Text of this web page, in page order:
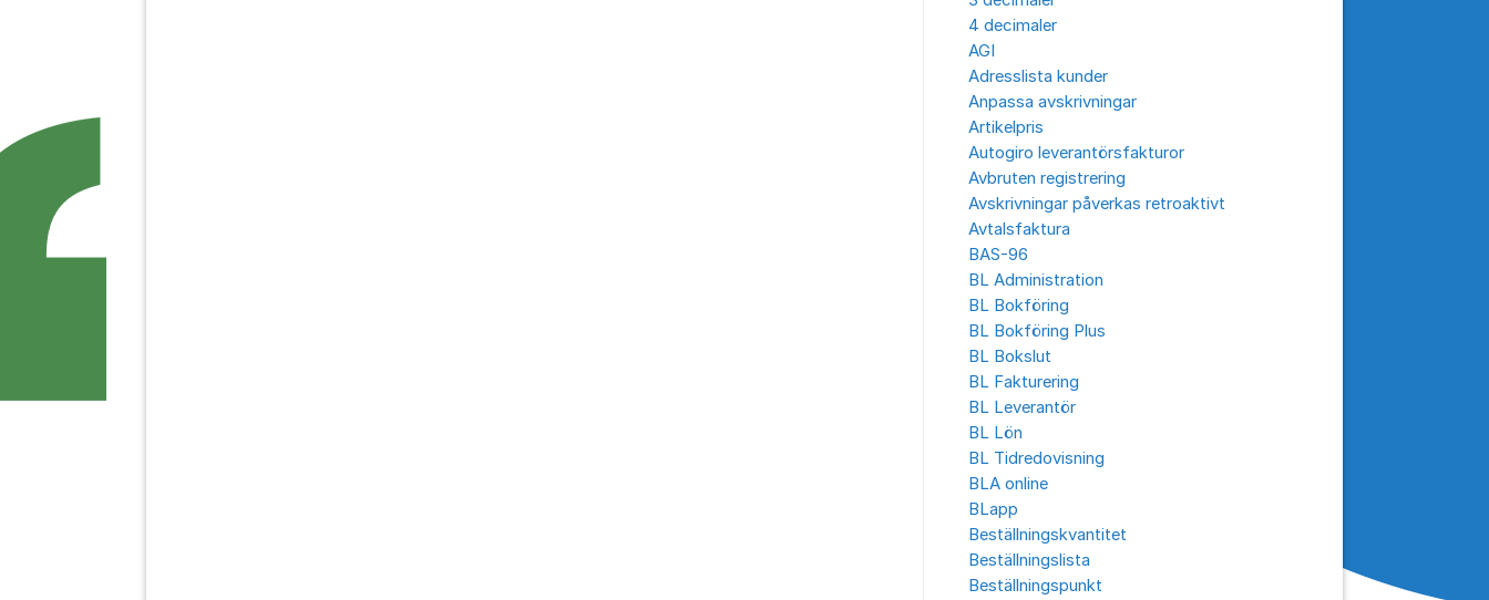
4 decimaler
AGI
Adresslista kunder
Anpassa avskrivningar
Artikelpris
Autogiro leverantörsfakturor
Avbruten registrering
Avskrivningar påverkas retroaktivt
Avtalsfaktura
BAS-96
BL Administration
BL Bokföring
BL Bokföring Plus
BL Bokslut
BL Fakturering
BL Leverantör
BL Lön
BL Tidredovisning
BLA online
BLapp
Beställningskvantitet
Beställningslista
Beställningspunkt